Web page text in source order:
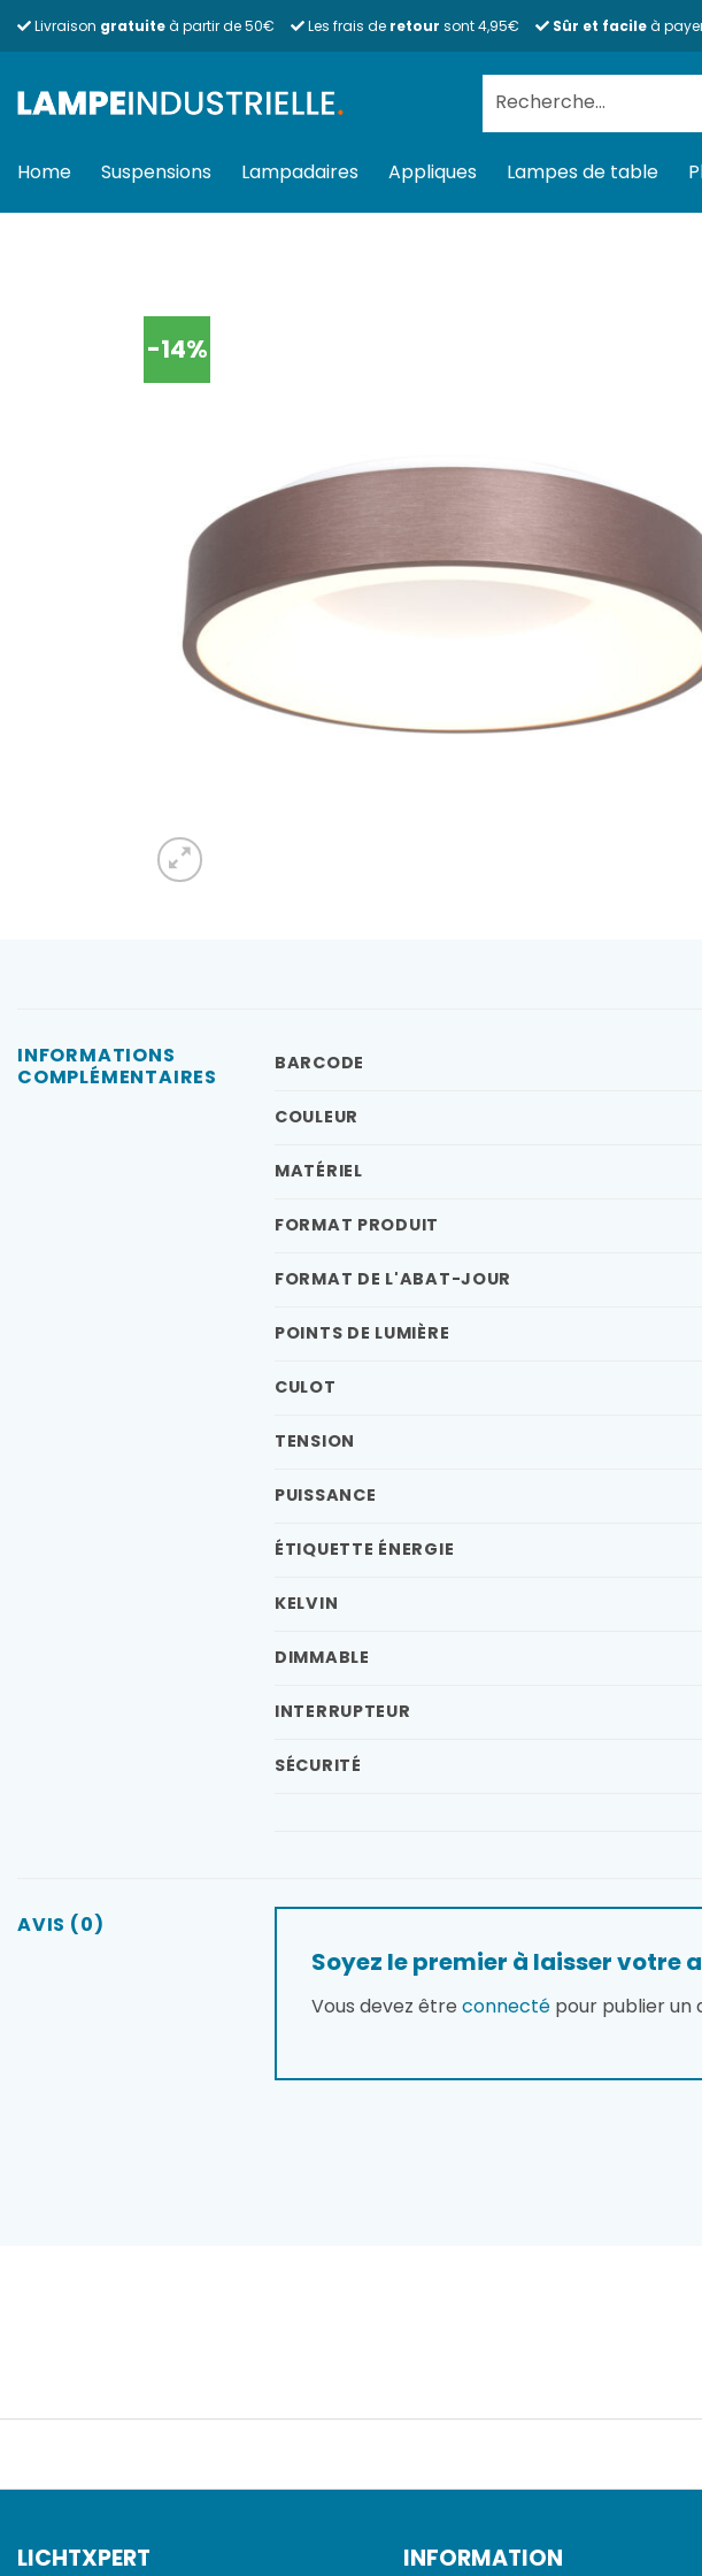
Livraison gratuiteà partir de 50€ Les frais de retour sont 4,95€ Sûr et facileà
pour :
Home Suspensions Lampadaires Appliques Lampes de table
-14%
INFORMATIONS
COMPLÉMENTAIRES
BARCODE
COULEUR
MATÉRIEL
FORMAT PRODUIT
FORMAT DE L'ABAT-JOUR
POINTS DE LUMIÈRE
CULOT
TENSION
PUISSANCE
ÉTIQUETTE ÉNERGIE
KELVIN
DIMMABLE
INTERRUPTEUR
SÉCURITÉ
AVIS (0)
Soyez le premier à laisser votre
Vous devez être connecté pour publier un
LICHTXPERT INFORMATION